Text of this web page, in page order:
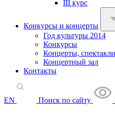
III курс
Конкурсы и концерты
Год культуры 2014
Конкурсы
Концерты, спектакли
Концертный зал
Контакты
EN Поиск по сайту